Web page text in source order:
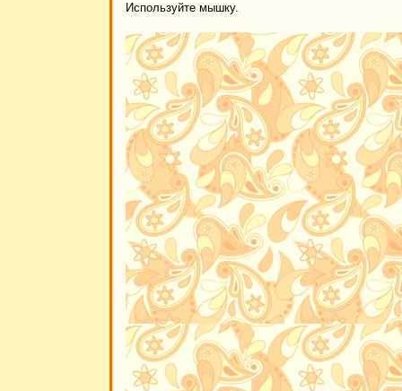
Используйте мышку.